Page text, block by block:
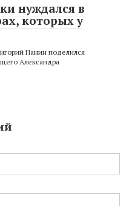
нуждался в
которых у
Панин поделился
Александра